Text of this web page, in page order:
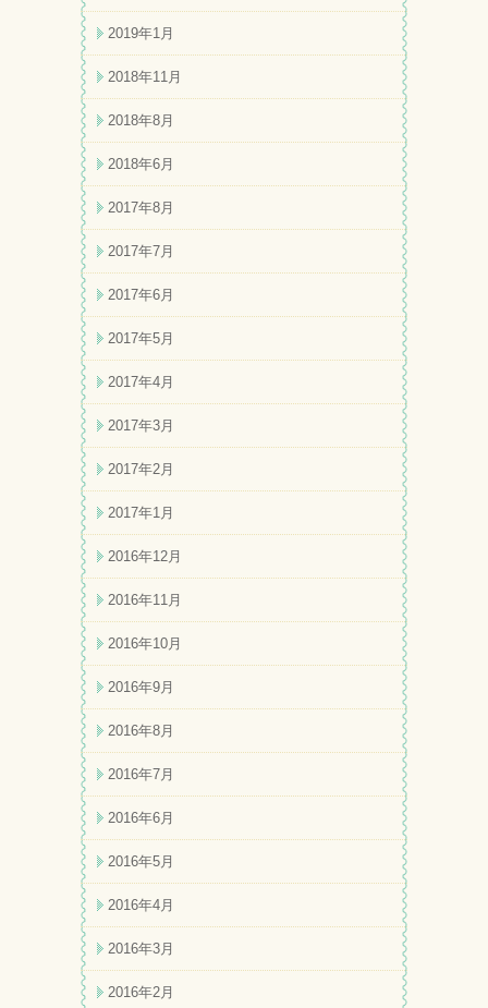
2019年1月
2018年11月
2018年8月
2018年6月
2017年8月
2017年7月
2017年6月
2017年5月
2017年4月
2017年3月
2017年2月
2017年1月
2016年12月
2016年11月
2016年10月
2016年9月
2016年8月
2016年7月
2016年6月
2016年5月
2016年4月
2016年3月
2016年2月